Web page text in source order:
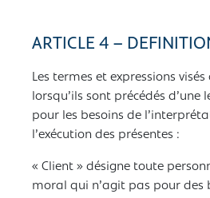
ARTICLE 4 –
Les termes et expressions
lorsqu’ils sont précédés d’une
pour les besoins de
l’exécution des présentes :
« Client » désigne toute
moral qui n’agit pas pour des